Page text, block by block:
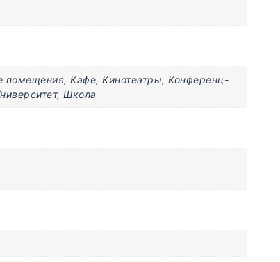
помещения, Кафе, Кинотеатры, Конференц-
, Школа